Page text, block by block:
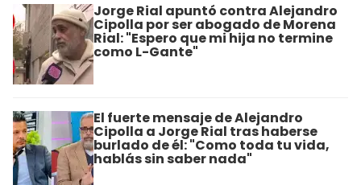
Jorge Rial apuntó contra Alejandro
Cipolla por ser abogado de Morena
Rial: "Espero que mi hija no termine
como L-Gante"
El fuerte mensaje de Alejandro
Cipolla a Jorge Rial tras haberse
burlado de él: "Como toda tu vida,
hablás sin saber nada"